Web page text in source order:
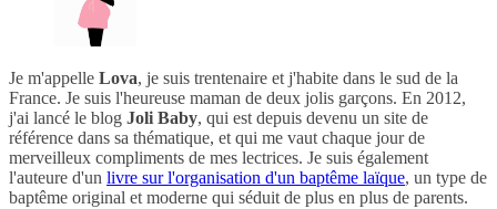
Je m'appelle Lova, je suis trentenaire et j'habite dans le sud de la
France. Je suis l'heureuse maman de deux jolis garçons. En 2012,
j'ai lancé le blog Joli Baby, qui est depuis devenu un site de
référence dans sa thématique, et qui me vaut chaque jour de
merveilleux compliments de mes lectrices. Je suis également
l'auteure d'un livre sur l'organisation d'un baptême laïque, un type de
baptême original et moderne qui séduit de plus en plus de parents.